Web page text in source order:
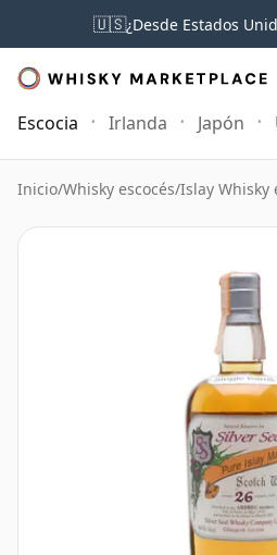
🇺🇸¿Desde Estados
Escocia Irlanda Japón
Inicio/Whisky escocés/Islay Whisky